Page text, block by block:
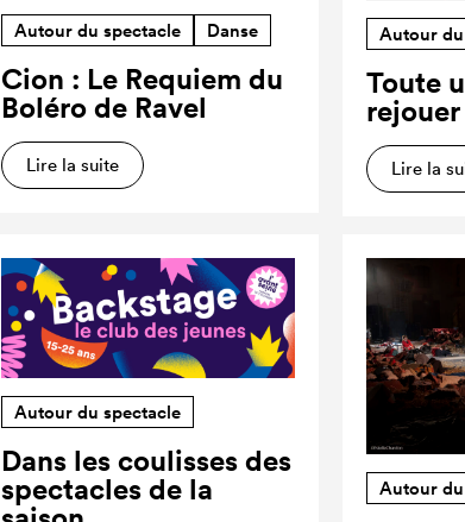
Autour du spectacle Danse
Cion : Le Requiem du
Boléro de Ravel
Lire la suite
Autour
Toute
Lire la
Autour du spectacle
Dans les coulisses des
spectacles de la
Autour